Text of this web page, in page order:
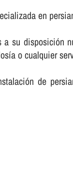
en
a su disposición
o cualquier
de